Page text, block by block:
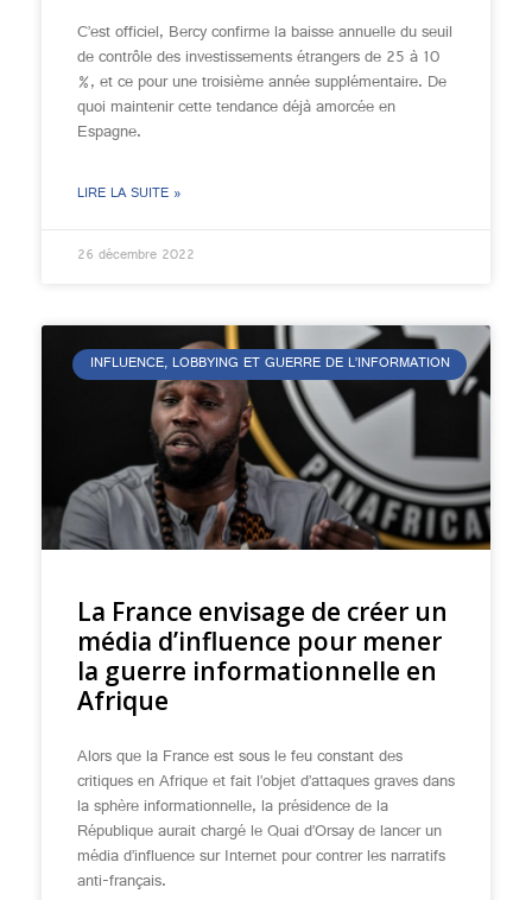
C’est officiel, Bercy confirme la baisse annuelle du seuil
de contrôle des investissements étrangers de 25 à 10
%, et ce pour une troisième année supplémentaire. De
quoi maintenir cette tendance déjà amorcée en
Espagne.
LIRE LA SUITE »
26 décembre 2022
INFLUENCE, LOBBYING ET GUERRE DE L’INFORMATION
La France envisage de créer un
média d’influence pour mener
la guerre informationnelle en
Afrique
Alors que la France est sous le feu constant des
critiques en Afrique et fait l’objet d’attaques graves dans
la sphère informationnelle, la présidence de la
République aurait chargé le Quai d’Orsay de lancer un
média d’influence sur Internet pour contrer les narratifs
anti-français.